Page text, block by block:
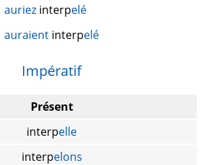
auriez interpelé
auraient interpelé
Impératif
Présent
interpelle
interpelons